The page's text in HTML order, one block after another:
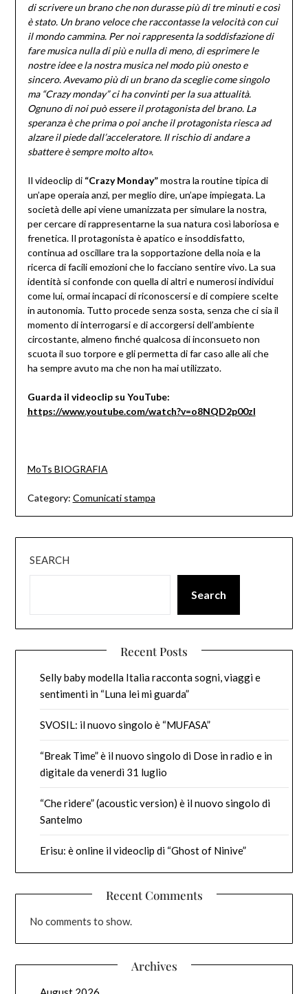
di scrivere un brano che non durasse più di tre minuti e così
è stato. Un brano veloce che raccontasse la velocità con cui
il mondo cammina. Per noi rappresenta la soddisfazione di
fare musica nulla di più e nulla di meno, di esprimere le
nostre idee e la nostra musica nel modo più onesto e
sincero. Avevamo più di un brano da sceglie come singolo
ma “Crazy monday” ci ha convinti per la sua attualità.
Ognuno di noi può essere il protagonista del brano. La
speranza è che prima o poi anche il protagonista riesca ad
alzare il piede dall’acceleratore. Il rischio di andare a
sbattere è sempre molto alto».
Il videoclip di “Crazy Monday”mostra la routine tipica di
un’ape operaia anzi, per meglio dire, un’ape impiegata. La
società delle api viene umanizzata per simulare la nostra,
per cercare di rappresentarne la sua natura così laboriosa e
frenetica. Il protagonista è apatico e insoddisfatto,
continua ad oscillare tra la sopportazione della noia e la
ricerca di facili emozioni che lo facciano sentire vivo. La sua
identità si confonde con quella di altri e numerosi individui
come lui, ormai incapaci di riconoscersi e di compiere scelte
in autonomia. Tutto procede senza sosta, senza che ci sia il
momento di interrogarsi e di accorgersi dell’ambiente
circostante, almeno finché qualcosa di inconsueto non
scuota il suo torpore e gli permetta di far caso alle ali che
ha sempre avuto ma che non ha mai utilizzato.
Guarda il videoclip su YouTube:
https://www.youtube.com/watch?v=o8NQD2p00zI
MoTs BIOGRAFIA
Category: Comunicati stampa
SEARCH
Search
Recent Posts
Selly baby modella Italia racconta sogni, viaggi e
sentimenti in “Luna lei mi guarda”
SVOSIL: il nuovo singolo è “MUFASA”
“Break Time” è il nuovo singolo di Dose in radio e in
digitale da venerdì 31 luglio
“Che ridere” (acoustic version) è il nuovo singolo di
Santelmo
Erisu: è online il videoclip di “Ghost of Ninive”
Recent Comments
No comments to show.
Archives